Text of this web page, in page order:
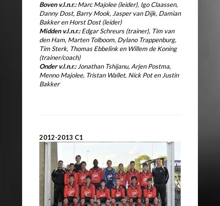
Boven v.l.n.r.:Marc Majolee (leider), Igo Claassen,
Danny Dost, Barry Mook, Jasper van Dijk, Damian
Bakker en Horst Dost (leider)
Midden v.l.n.r.:Edgar Schreurs (trainer), Tim van
den Ham, Marten Tolboom, Dylano Trappenburg,
Tim Sterk, Thomas Ebbelink en Willem de Koning
(trainer/coach)
Onder v.l.n.r.:Jonathan Tshijanu, Arjen Postma,
Menno Majolee, Tristan Wallet, Nick Pot en Justin
Bakker
2012-2013 C1